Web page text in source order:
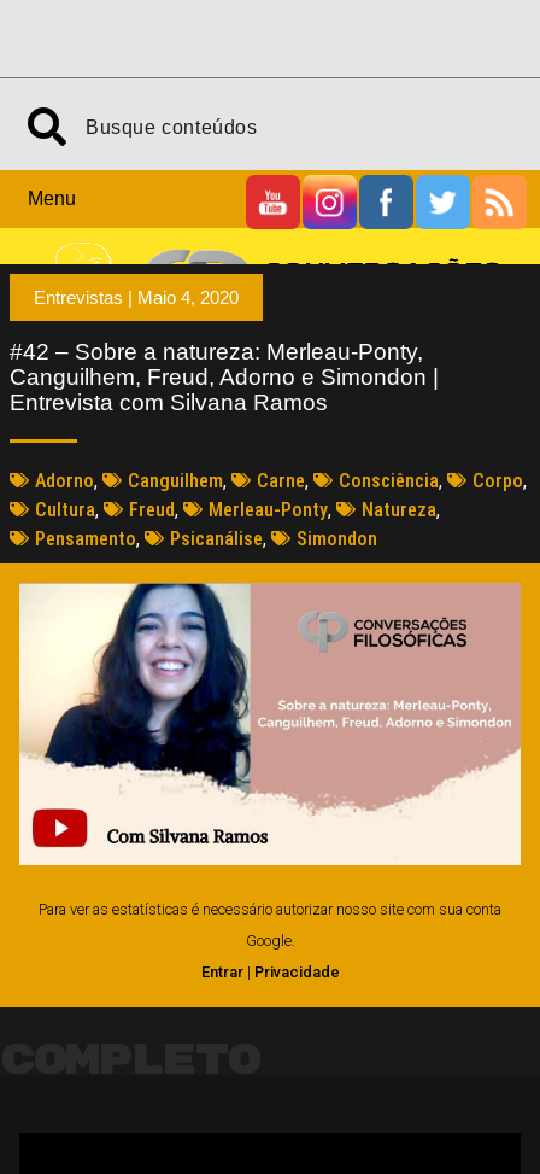
Menu
Entrevistas | Maio 4, 2020
#42 – Sobre a natureza: Merleau-Ponty,
Canguilhem, Freud, Adorno e Simondon |
Entrevista com Silvana Ramos
Adorno, Canguilhem, Carne, Consciência, Corpo,
Cultura, Freud, Merleau-Ponty, Natureza,
Pensamento, Psicanálise, Simondon
Para ver as estatísticas é necessário autorizar nosso site com sua conta
Google.
Entrar| Privacidade